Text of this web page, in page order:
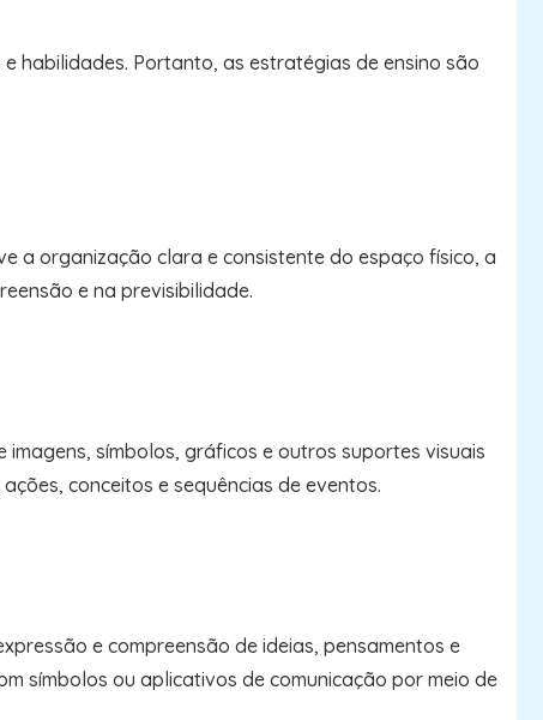
habilidades. Portanto, as estratégias de ensino são
a organização clara e consistente do espaço físico, a
e na previsibilidade.
símbolos, gráficos e outros suportes visuais
conceitos e sequências de eventos.
e compreensão de ideias, pensamentos e
símbolos ou aplicativos de comunicação por meio de